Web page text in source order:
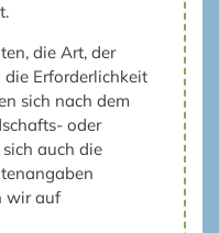
die Art, der
Erforderlichkeit
sich nach dem
oder
auch die
wir auf